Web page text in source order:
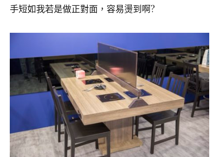
手短如我若是做正對面，容易燙到啊?